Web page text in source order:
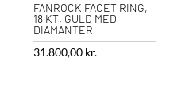
FANROCK FACET RING,
18 KT. GULD MED
DIAMANTER
31.800,00 kr.